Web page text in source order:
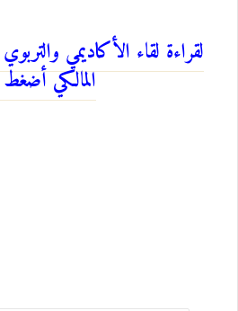
لقراءة لقاء الأكاديمي
المالكي